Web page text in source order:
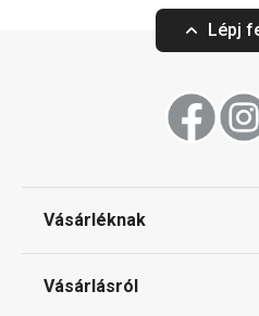
MONTE CARLO kávéfőző,
Kosárba
Lépj
Vásárléknak
Vásárlásról